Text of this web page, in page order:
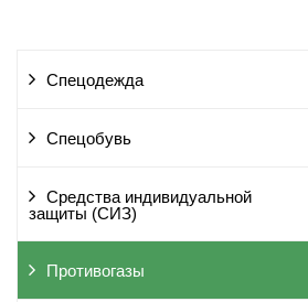
Спецодежда
Спецобувь
Средства индивидуальной
защиты (СИЗ)
Противогазы